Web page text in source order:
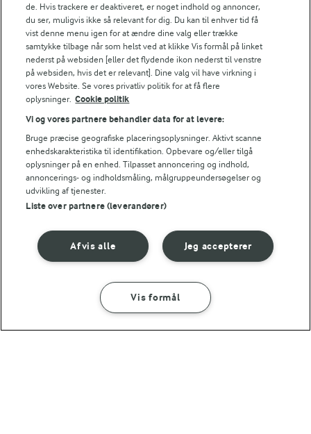
10 MIN
Burgerdressing
(6)
FØLG MED PÅ INSTAGRAM
Få madinspiration, tips
og tricks her
10 MIN 10 MIN
dressing med
purløg
(81)
SÅDAN GØR DU INGREDIENSER
de. Hvis trackere er deaktiveret, er noget indhold og annoncer,
du ser, muligvis ikke så relevant for dig. Du kan til enhver tid få
vist denne menu igen for at ændre dine valg eller trække
samtykke tilbage når som helst ved at klikke Vis formål på linket
nederst på websiden [eller det flydende ikon nederst til venstre
på websiden, hvis det er relevant]. Dine valg vil have virkning i
vores Website. Se vores privatliv politik for at få flere
oplysninger. Cookie politik
Vi og vores partnere behandler data for at levere:
Bruge præcise geografiske placeringsoplysninger. Aktivt scanne
enhedskarakteristika til identifikation. Opbevare og/eller tilgå
oplysninger på en enhed. Tilpasset annoncering og indhold,
annoncerings- og indholdsmåling, målgruppeundersøgelser og
udvikling af tjenester.
Liste over partnere (leverandører)
Jeg accepterer
Afvis alle
Vis formål